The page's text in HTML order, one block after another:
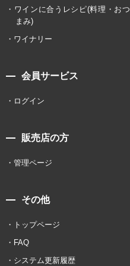
ワインに合うレシピ(料理・おつ
まみ)
ワイナリー
会員サービス
ログイン
販売店の方
管理ページ
その他
トップページ
FAQ
システム更新履歴